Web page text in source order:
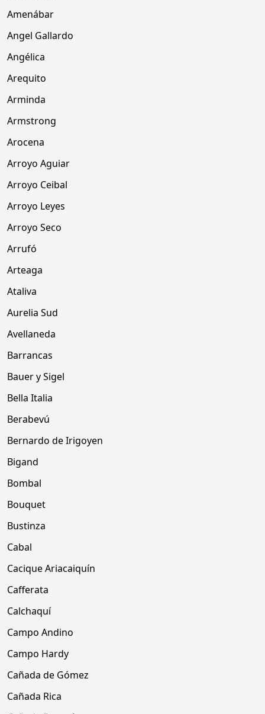
Amenábar
Angel Gallardo
Angélica
Arequito
Arminda
Armstrong
Arocena
Arroyo Aguiar
Arroyo Ceibal
Arroyo Leyes
Arroyo Seco
Arrufó
Arteaga
Ataliva
Aurelia Sud
Avellaneda
Barrancas
Bauer y Sigel
Bella Italia
Berabevú
Bernardo de Irigoyen
Bigand
Bombal
Bouquet
Bustinza
Cabal
Cacique Ariacaiquín
Cafferata
Calchaquí
Campo Andino
Campo Hardy
Cañada de Gómez
Cañada Rica